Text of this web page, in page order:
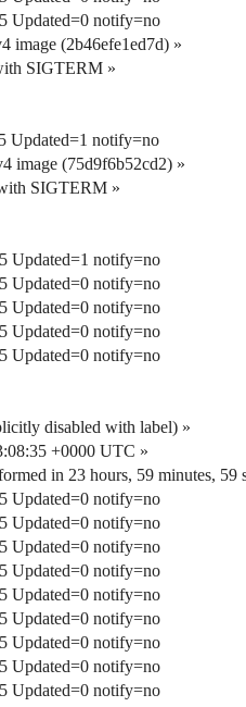
Updated=0 notify=no
image (2b46efe1ed7d) »
SIGTERM »
Updated=1 notify=no
image (75d9f6b52cd2) »
SIGTERM »
Updated=1 notify=no
Updated=0 notify=no
Updated=0 notify=no
Updated=0 notify=no
Updated=0 notify=no
disabled with label) »
+0000 UTC »
in 23 hours, 59 minutes, 59
Updated=0 notify=no
Updated=0 notify=no
Updated=0 notify=no
Updated=0 notify=no
Updated=0 notify=no
Updated=0 notify=no
Updated=0 notify=no
Updated=0 notify=no
Updated=0 notify=no